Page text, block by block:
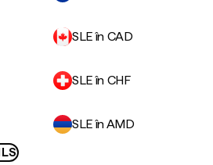
SLE în CAD
SLE în CHF
SLE în AMD